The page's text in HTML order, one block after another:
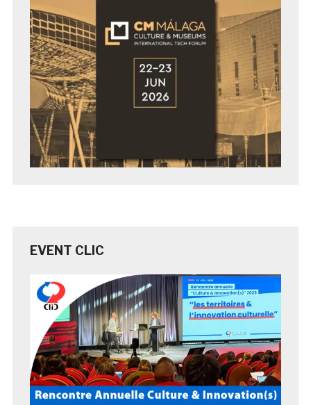
EVENT CLIC